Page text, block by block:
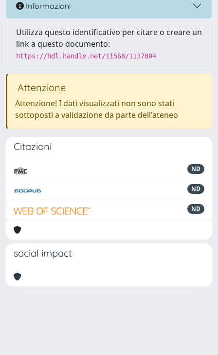
Informazioni
Utilizza questo identificativo per citare o creare un
link a questo documento:
https://hdl.handle.net/11568/1137804
Attenzione
Attenzione! I dati visualizzati non sono stati
sottoposti a validazione da parte dell'ateneo
Citazioni
ND
ND
ND
social impact